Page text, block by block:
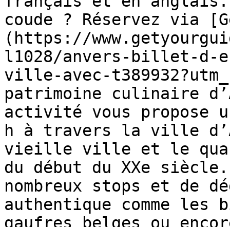
coude ? Réservez via
(https://
l1028/anvers-billet-d-
ville-avec-
patrimoine culinaire
activité vous propose
h à travers la ville
vieille ville et le
du début du XXe
nombreux stops et de
authentique comme
gaufres belges ou